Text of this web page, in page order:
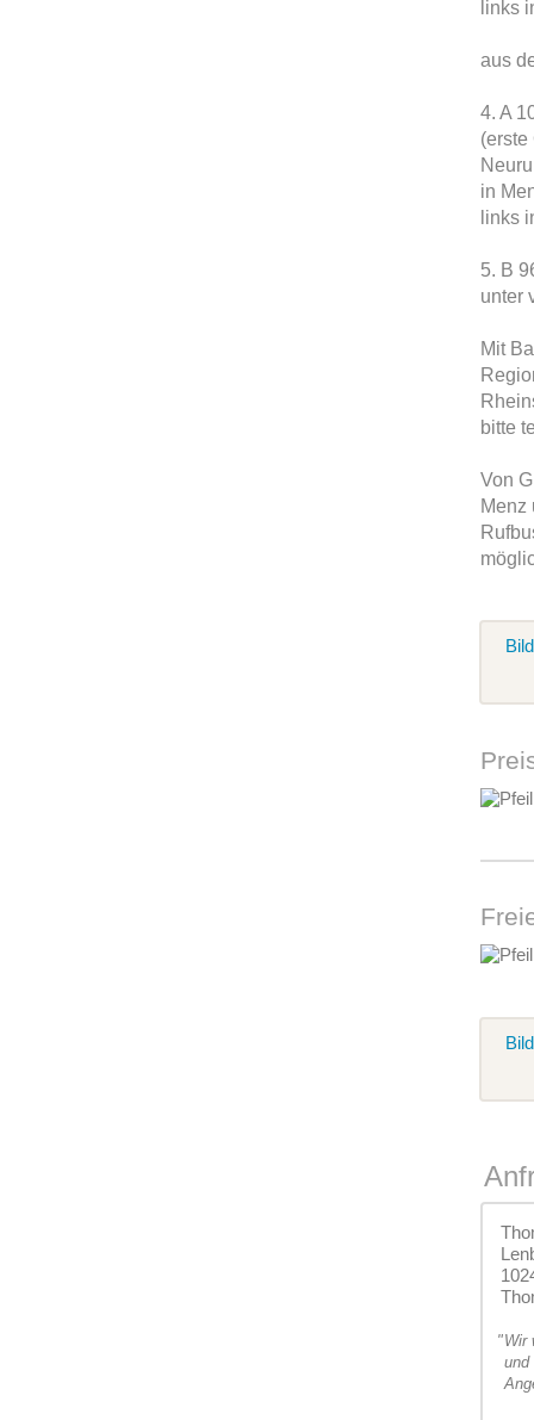
links
aus
4. A
(erste
in
links
5. B
unter
Mit
bitte
Von
Menz
"Wir
und